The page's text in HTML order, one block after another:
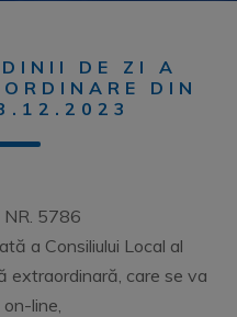
DE ZI A
DIN
NR. 5786
a Consiliului Local al
extraordinară, care se va
line,